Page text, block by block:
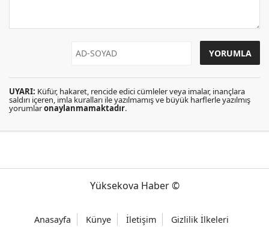
UYARI: Küfür, hakaret, rencide edici cümleler veya imalar, inançlara
saldırı içeren, imla kuralları ile yazılmamış ve büyük harflerle yazılmış
yorumlaronaylanmamaktadır.
Yüksekova Haber ©
Anasayfa Künye İletişim Gizlilik İlkeleri